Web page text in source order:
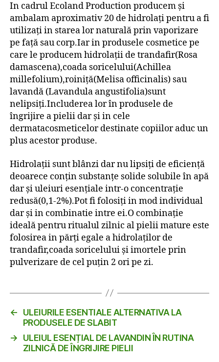
In cadrul Ecoland Production producem și
ambalam aproximativ 20 de hidrolați pentru a fi
utilizați in starea lor naturală prin vaporizare
pe față sau corp.Iar in produsele cosmetice pe
care le producem hidrolații de trandafir(Rosa
damascena),coada soricelului(Achillea
millefolium),roiniță(Melisa officinalis) sau
lavandă (Lavandula angustifolia)sunt
nelipsiți.Includerea lor în produsele de
îngrijire a pielii dar și in cele
dermatacosmeticelor destinate copiilor aduc un
plus acestor produse.
Hidrolații sunt blânzi dar nu lipsiți de eficiență
deoarece conțin substanțe solide solubile în apă
dar și uleiuri esențiale intr-o concentrație
redusă(0,1-2%).Pot fi folosiți in mod individual
dar și in combinatie intre ei.O combinație
ideală pentru ritualul zilnic al pielii mature este
folosirea in părți egale a hidrolaților de
trandafir,coada soricelului și imortele prin
pulverizare de cel puțin 2 ori pe zi.
←
ULEIURILE ESENTIALE ALTERNATIVA LA
PRODUSELE DE SLABIT
→
ULEIUL ESENȚIAL DE LAVANDIN ÎN RUTINA
ZILNICĂ DE ÎNGRIJIRE PIELII